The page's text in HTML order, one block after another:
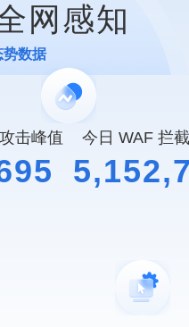
网感知
势数据
击峰值 今日 WAF 拦